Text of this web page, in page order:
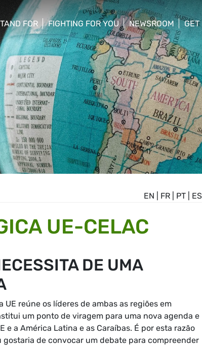
FOR
menu
FIGHTING FOR YOU
show/hide sub menu
NEWSROOM
show/hide sub
GET
EN FR PT ES
UE-CELAC
DE UMA
UE reúne os líderes de ambas as regiões em
um ponto de viragem para uma nova agenda e
a América Latina e as Caraíbas. É por esta razão
de convocar um debate para compreender